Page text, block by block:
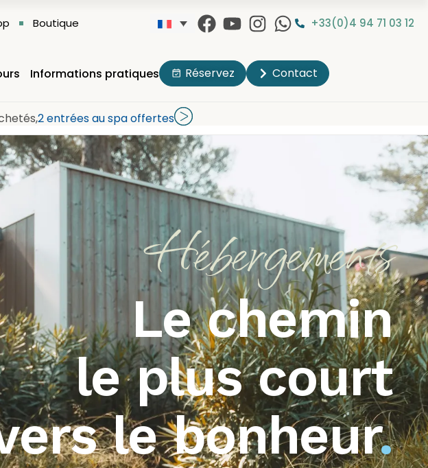
Boutique +33(0)4 94 71 03 12
Informations pratiques Réservez Contact
2 entrées au spa offertes
Hébergements
Le chemin
le plus court
le bonheur.